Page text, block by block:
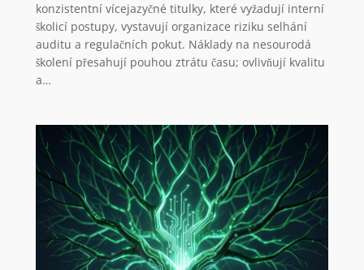
konzistentní vícejazyčné titulky, které vyžadují interní
školicí postupy, vystavují organizace riziku selhání
auditu a regulačních pokut. Náklady na nesourodá
školení přesahují pouhou ztrátu času; ovlivňují kvalitu
a…